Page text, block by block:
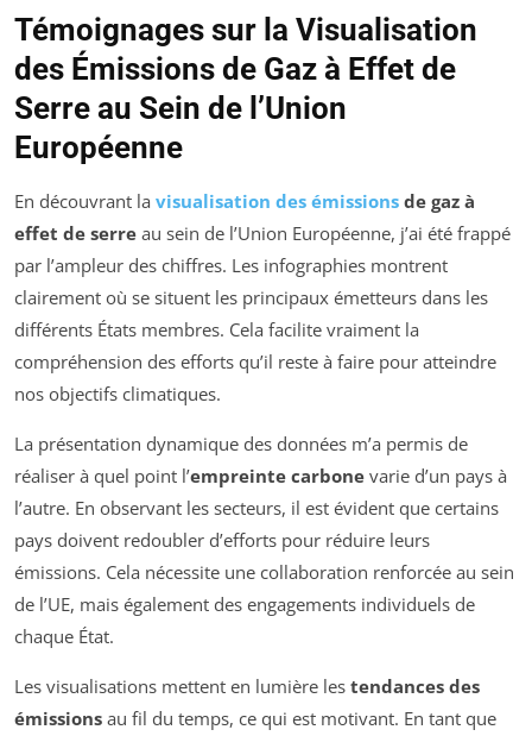
Témoignages sur la Visualisation
des Émissions de Gaz à Effet de
Serre au Sein de l’Union
Européenne
En découvrant la visualisation des émissions de gaz à
effet de serre au sein de l’Union Européenne, j’ai été frappé
par l’ampleur des chiffres. Les infographies montrent
clairement où se situent les principaux émetteurs dans les
différents États membres. Cela facilite vraiment la
compréhension des efforts qu’il reste à faire pour atteindre
nos objectifs climatiques.
La présentation dynamique des données m’a permis de
réaliser à quel point l’empreinte carbone varie d’un pays à
l’autre. En observant les secteurs, il est évident que certains
pays doivent redoubler d’efforts pour réduire leurs
émissions. Cela nécessite une collaboration renforcée au sein
de l’UE, mais également des engagements individuels de
chaque État.
Les visualisations mettent en lumière les tendances des
émissions au fil du temps, ce qui est motivant. En tant que